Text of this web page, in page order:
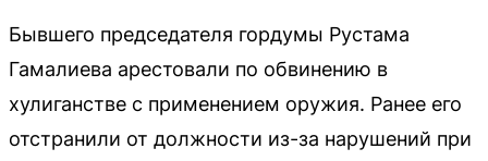
Бывшего председателя гордумы Рустама
Гамалиева арестовали по обвинению в
хулиганстве с применением оружия. Ранее его
отстранили от должности из-за нарушений при